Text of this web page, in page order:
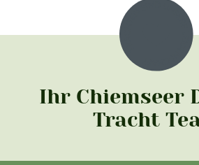
Ihr Chiemseer
Tracht